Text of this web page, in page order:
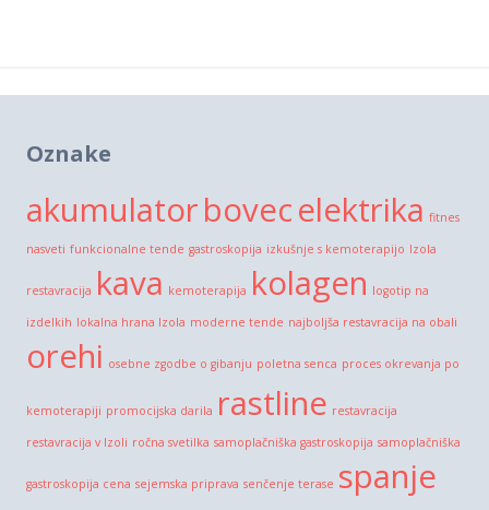
Oznake
akumulatorbovecelektrika fitnes
nasveti funkcionalne tende gastroskopija izkušnje s kemoterapijo Izola
restavracija kava kemoterapija kolagen logotip na
izdelkih lokalna hrana Izola moderne tende najboljša restavracija na obali
orehi osebne zgodbe o gibanju poletna senca proces okrevanja po
kemoterapiji promocijska darila rastline restavracija
restavracija v Izoli ročna svetilka samoplačniška gastroskopija samoplačniška
gastroskopija cena sejemska priprava senčenje terase spanje